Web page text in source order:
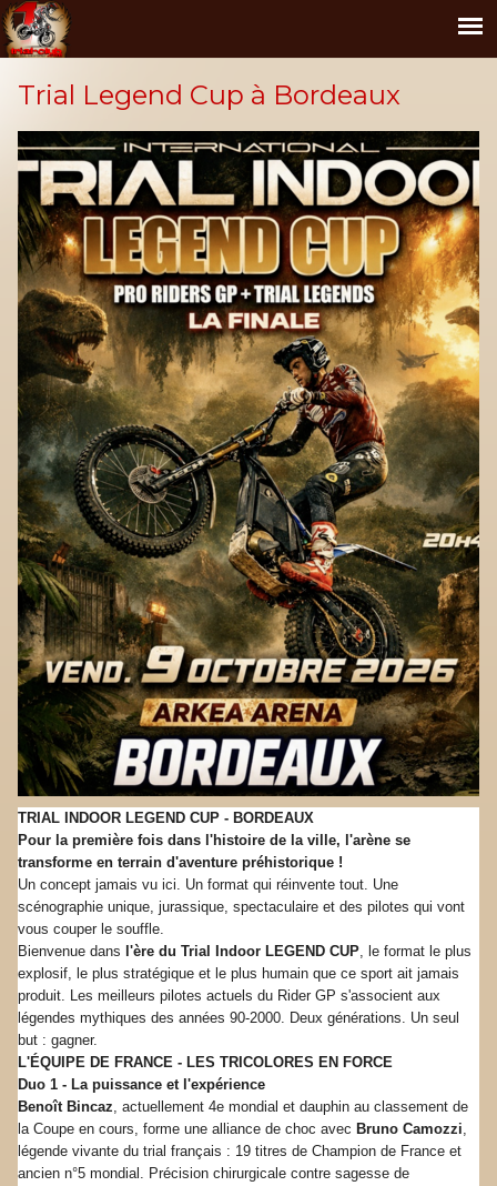
Trial Legend Cup à Bordeaux
TRIAL INDOOR LEGEND CUP - BORDEAUX
Pour la première fois dans l'histoire de la ville, l'arène se
transforme en terrain d'aventure préhistorique !
Un concept jamais vu ici. Un format qui réinvente tout. Une
scénographie unique, jurassique, spectaculaire et des pilotes qui vont
vous couper le souffle.
Bienvenue dans l'ère du Trial Indoor LEGEND CUP, le format le plus
explosif, le plus stratégique et le plus humain que ce sport ait jamais
produit. Les meilleurs pilotes actuels du Rider GP s'associent aux
légendes mythiques des années 90-2000. Deux générations. Un seul
but : gagner.
L'ÉQUIPE DE FRANCE - LES TRICOLORES EN FORCE
Duo 1 - La puissance et l'expérience
Benoît Bincaz, actuellement 4e mondial et dauphin au classement de
la Coupe en cours, forme une alliance de choc avec Bruno Camozzi,
légende vivante du trial français : 19 titres de Champion de France et
ancien n°5 mondial. Précision chirurgicale contre sagesse de